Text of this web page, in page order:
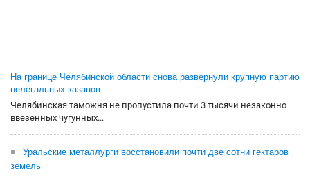
На границе Челябинской области снова развернули крупную партию
нелегальных казанов
Челябинская таможня не пропустила почти 3 тысячи незаконно
ввезенных чугунных...
Уральские металлурги восстановили почти две сотни гектаров
земель